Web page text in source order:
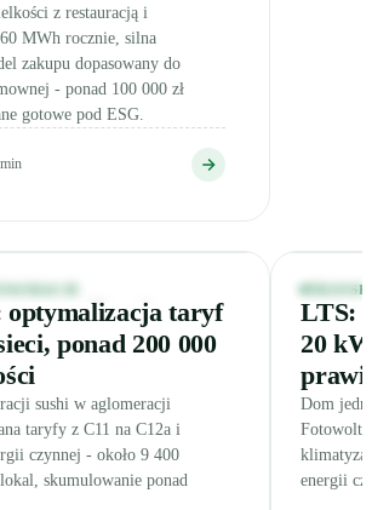
z restauracją i
MWh rocznie, silna
zakupu dopasowany do
- ponad 100 000 zł
gotowe pod ESG.
studies
restauracji sushi wieczorem, ciepłe lampy i
I OKOLICE
200 000
zł netto (skumulowane)
optymalizacja taryf
ponad 200 000
sushi w aglomeracji
taryfy z C11 na C12a i
czynnej - około 9 400
skumulowanie ponad
Dom
LTS:
20
Dom
energii